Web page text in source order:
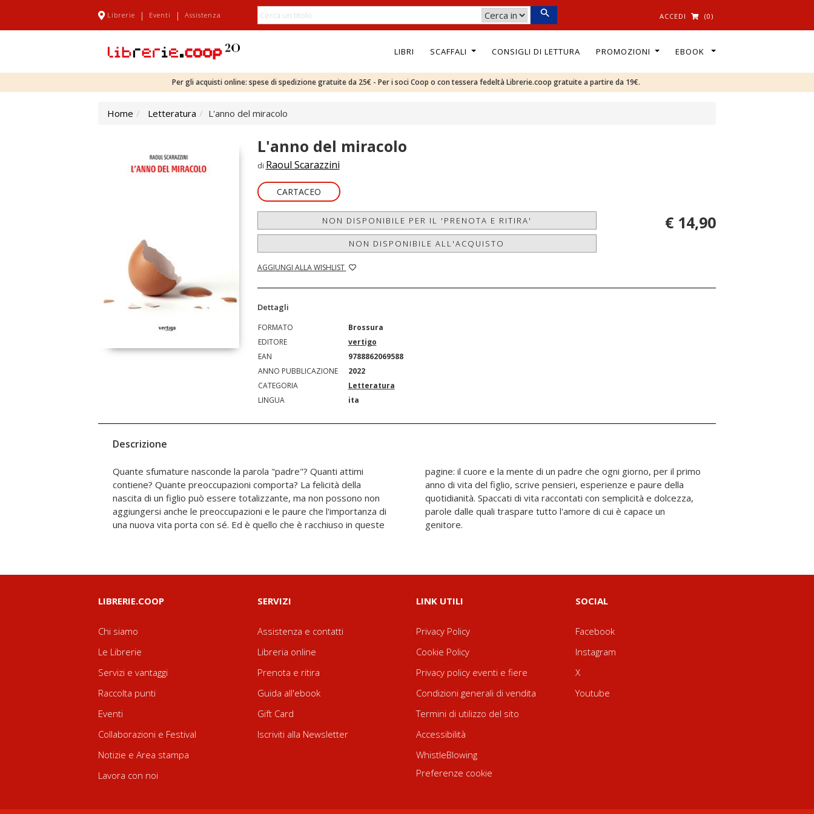
Librerie | Eventi | Assistenza ACCEDI (0)
LIBRI SCAFFALI CONSIGLI DI LETTURA PROMOZIONI EBOOK
Per gli acquisti online: spese di spedizione gratuite da 25€ - Per i soci Coop o con tessera fedeltà Librerie.coop gratuite a partire da 19€.
Home Letteratura L'anno del miracolo
L'anno del miracolo
di Raoul Scarazzini
CARTACEO
NON DISPONIBILE PER IL 'PRENOTA E RITIRA'
NON DISPONIBILE ALL'ACQUISTO
AGGIUNGI ALLA WISHLIST
€ 14,90
Dettagli
FORMATO
Brossura
EDITORE
vertigo
EAN
9788862069588
ANNO PUBBLICAZIONE
2022
CATEGORIA
Letteratura
LINGUA
ita
Descrizione
Quante sfumature nasconde la parola "padre"? Quanti attimi
contiene? Quante preoccupazioni comporta? La felicità della
nascita di un figlio può essere totalizzante, ma non possono non
aggiungersi anche le preoccupazioni e le paure che l'importanza di
una nuova vita porta con sé. Ed è quello che è racchiuso in queste
pagine: il cuore e la mente di un padre che ogni giorno, per il primo
anno di vita del figlio, scrive pensieri, esperienze e paure della
quotidianità. Spaccati di vita raccontati con semplicità e dolcezza,
parole dalle quali traspare tutto l'amore di cui è capace un
genitore.
LIBRERIE.COOP
Chi siamo
Le Librerie
Servizi e vantaggi
Raccolta punti
Eventi
Collaborazioni e Festival
Notizie e Area stampa
Lavora con noi
SERVIZI
Assistenza e contatti
Libreria online
Prenota e ritira
Guida all'ebook
Gift Card
Iscriviti alla Newsletter
LINK UTILI
Privacy Policy
Cookie Policy
Privacy policy eventi e fiere
Condizioni generali di vendita
Termini di utilizzo del sito
Accessibilità
WhistleBlowing
Preferenze cookie
SOCIAL
Facebook
Instagram
X
Youtube